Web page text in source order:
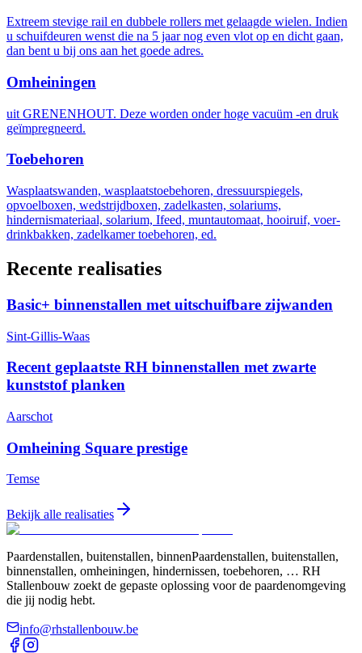
Extreem stevige rail en dubbele rollers met gelaagde wielen. Indien
u schuifdeuren wenst die na 5 jaar nog even vlot op en dicht gaan,
dan bent u bij ons aan het goede adres.
Omheiningen
uit GRENENHOUT. Deze worden onder hoge vacuüm -en druk
geïmpregneerd.
Toebehoren
Wasplaatswanden, wasplaatstoebehoren, dressuurspiegels,
opvoelboxen, wedstrijdboxen, zadelkasten, solariums,
hindernismateriaal, solarium, Ifeed, muntautomaat, hooiruif, voer-
drinkbakken, zadelkamer toebehoren, ed.
Recente realisaties
Basic+ binnenstallen met uitschuifbare zijwanden
Sint-Gillis-Waas
Recent geplaatste RH binnenstallen met zwarte
kunststof planken
Aarschot
Omheining Square prestige
Temse
Bekijk alle realisaties
Paardenstallen, buitenstallen, binnenPaardenstallen, buitenstallen,
binnenstallen, omheiningen, hindernissen, toebehoren, … RH
Stallenbouw zoekt de gepaste oplossing voor de paardenomgeving
die jij nodig hebt.
info@rhstallenbouw.be